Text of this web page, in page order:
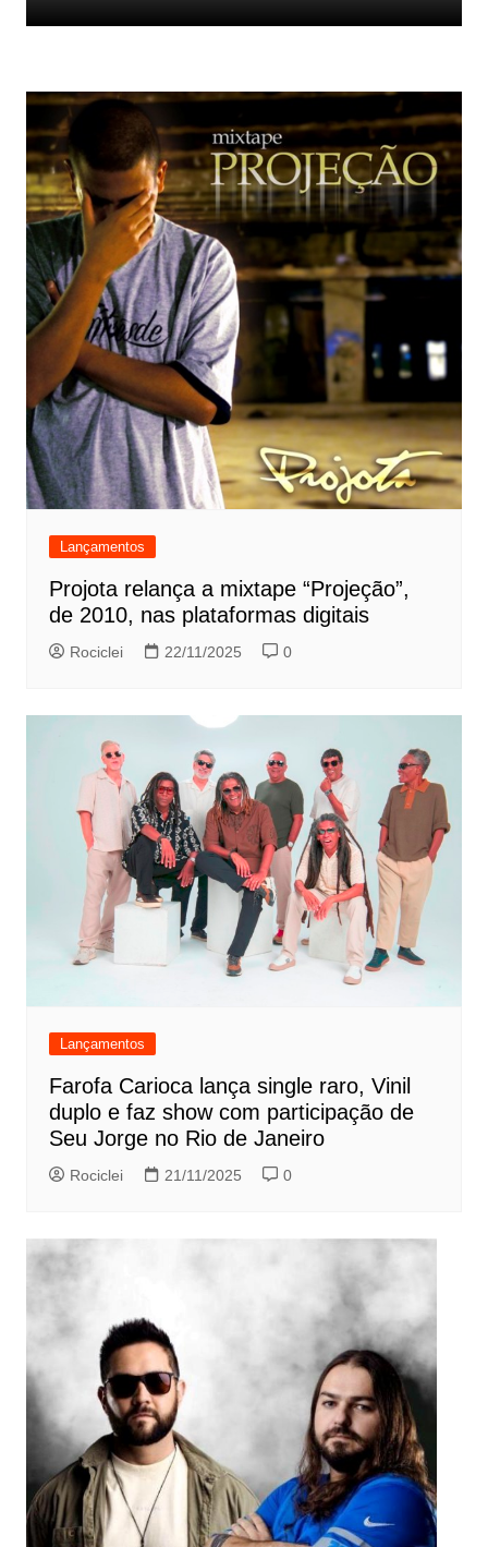
Lançamentos
Projota relança a mixtape “Projeção”,
de 2010, nas plataformas digitais
Rociclei 22/11/2025 0
Lançamentos
Farofa Carioca lança single raro, Vinil
duplo e faz show com participação de
Seu Jorge no Rio de Janeiro
Rociclei 21/11/2025 0